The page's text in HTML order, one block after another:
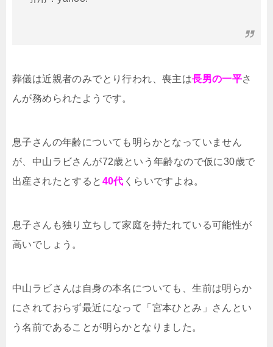
葬儀は近親者のみでとり行われ、喪主は長男の一平さ
んが務められたようです。
息子さんの年齢についても明らかとなっていません
が、中山ラビさんが72歳という年齢なので仮に30歳で
出産されたとすると 40代 くらいですよね。
息子さんも独り立ちして家庭を持たれている可能性が
高いでしょう。
中山ラビさんは自身の本名についても、生前は明らか
にされておらず最近になって「宮本ひとみ」さんとい
う名前であることが明らかとなりました。